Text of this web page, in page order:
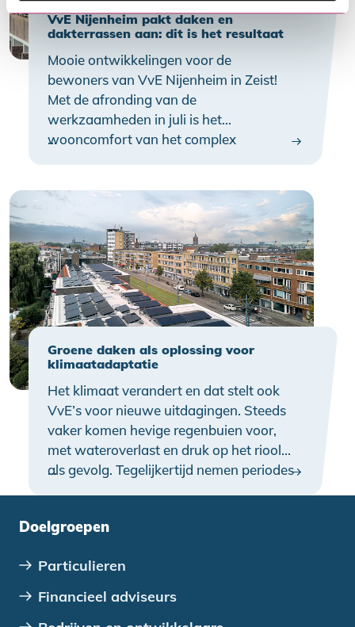
VvE Nijenheim pakt daken en
dakterrassen aan: dit is het resultaat
Mooie ontwikkelingen voor de
bewoners van VvE Nijenheim in Zeist!
Met de afronding van de
werkzaamheden in juli is het
wooncomfort van het complex
toekomstbestendig en op orde.
…
Groene daken als oplossing voor
klimaatadaptatie
Het klimaat verandert en dat stelt ook
VvE’s voor nieuwe uitdagingen. Steeds
vaker komen hevige regenbuien voor,
met wateroverlast en druk op het riool
als gevolg. Tegelijkertijd nemen periodes
veranderingen – wordt daarom steeds
appartementencomplex biedt kansen.
…
Doelgroepen
Particulieren
Financieel adviseurs